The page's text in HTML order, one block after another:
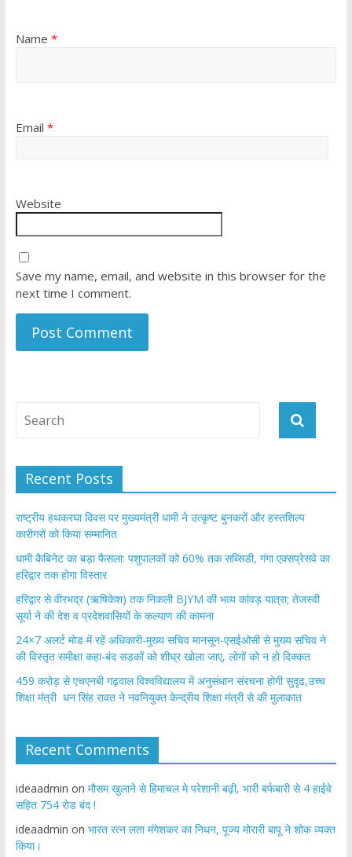
Name *
Email *
Website
Save my name, email, and website in this browser for the
next time I comment.
Recent Posts
राष्ट्रीय हथकरघा दिवस पर मुख्यमंत्री धामी ने उत्कृष्ट बुनकरों और हस्तशिल्प
कारीगरों को किया सम्मानित
​धामी कैबिनेट का बड़ा फैसला: पशुपालकों को 60% तक सब्सिडी, गंगा एक्सप्रेसवे का
हरिद्वार तक होगा विस्तार
​हरिद्वार से वीरभद्र (ऋषिकेश) तक निकली BJYM की भव्य कांवड़ यात्रा; तेजस्वी
सूर्या ने की देश व प्रदेशवासियों के कल्याण की कामना
24×7 अलर्ट मोड में रहें अधिकारी-मुख्य सचिव मानसून-एसईओसी से मुख्य सचिव ने
की विस्तृत समीक्षा कहा-बंद सड़कों को शीघ्र खोला जाए, लोगों को न हो दिक्कत
459 करोड़ से एचएनबी गढ़वाल विश्वविद्यालय में अनुसंधान संरचना होगी सुदृढ,उच्च
शिक्षा मंत्री धन सिंह रावत ने नवनियुक्त केन्द्रीय शिक्षा मंत्री से की मुलाकात
Recent Comments
ideaadmin on मौसम खुलाने से हिमाचल मे परेशानी बढ़ी, भारी बर्फबारी से 4 हाईवे
सहित 754 रोड बंद !
ideaadmin on भारत रत्न लता मंगेशकर का निधन, पूज्य मोरारी बापू ने शोक व्यक्त
किया।